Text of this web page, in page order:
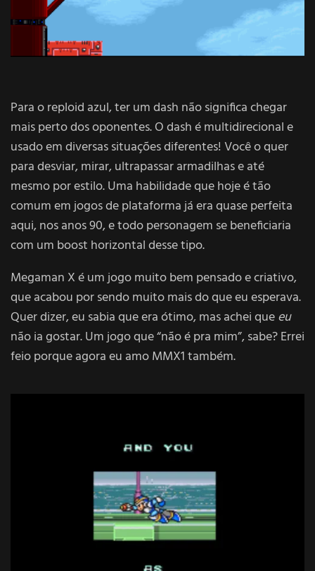
Para o reploid azul, ter um dash não significa chegar
mais perto dos oponentes. O dash é multidirecional e
usado em diversas situações diferentes! Você o quer
para desviar, mirar, ultrapassar armadilhas e até
mesmo por estilo. Uma habilidade que hoje é tão
comum em jogos de plataforma já era quase perfeita
aqui, nos anos 90, e todo personagem se beneficiaria
com um boost horizontal desse tipo.
Megaman X é um jogo muito bem pensado e criativo,
que acabou por sendo muito mais do que eu esperava.
Quer dizer, eu sabia que era ótimo, mas achei queeu
não ia gostar. Um jogo que “não é pra mim”, sabe? Errei
feio porque agora eu amo MMX1 também.